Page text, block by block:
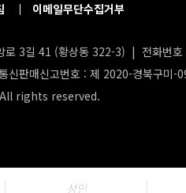
이메일무단수집거부
로 3길 41 (황상동 322-3) | 전화번
판매신고번호 : 제 2020-경북구미-
All rights reserved.
성인